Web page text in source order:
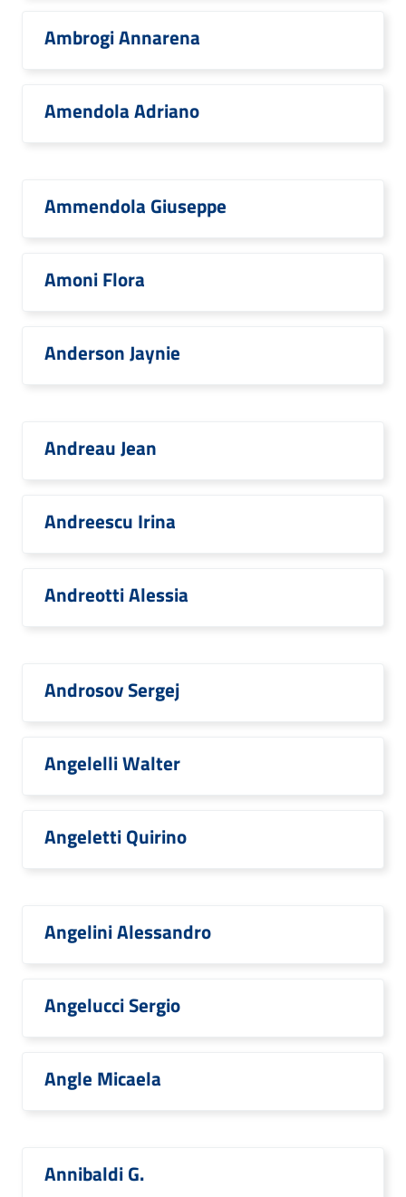
Ambrogi Annarena
Amendola Adriano
Ammendola Giuseppe
Amoni Flora
Anderson Jaynie
Andreau Jean
Andreescu Irina
Andreotti Alessia
Androsov Sergej
Angelelli Walter
Angeletti Quirino
Angelini Alessandro
Angelucci Sergio
Angle Micaela
Annibaldi G.